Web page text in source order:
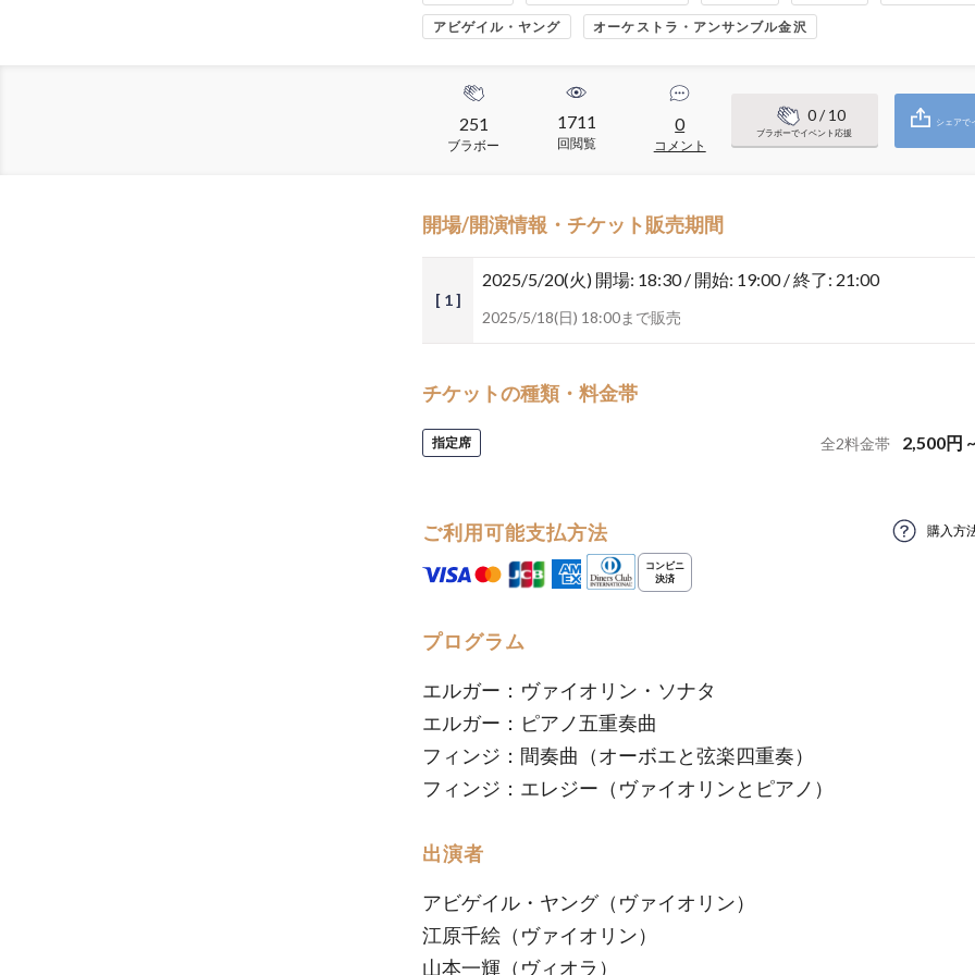
アビゲイル・ヤング オーケストラ・アンサンブル金沢
251
ブラボー
1711
回閲覧
0
コメント
0/ 10
ブラボーでイベント応援
シェアで
開場/開演情報・チケット販売期間
[ 1 ]
2025/5/20(火) 開場: 18:30 / 開始: 19:00 / 終了: 21:00
2025/5/18(日) 18:00まで販売
チケットの種類・料金帯
指定席 全2料金帯 2,500円 ~
ご利用可能支払方法 購入方
プログラム
エルガー：ヴァイオリン・ソナタ
エルガー：ピアノ五重奏曲
フィンジ：間奏曲（オーボエと弦楽四重奏）
フィンジ：エレジー（ヴァイオリンとピアノ）
出演者
アビゲイル・ヤング（ヴァイオリン）
江原千絵（ヴァイオリン）
山本一輝（ヴィオラ）